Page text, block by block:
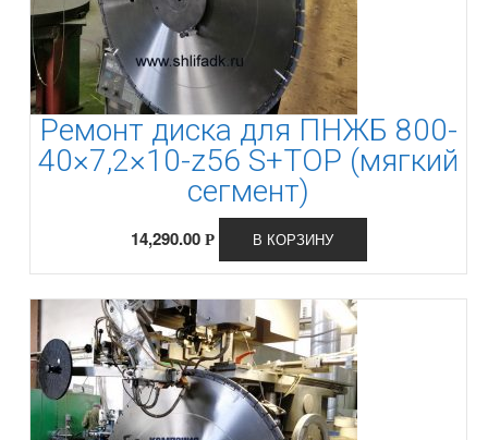
Ремонт диска для ПНЖБ 800-
40×7,2×10-z56 S+TOP (мягкий
сегмент)
14,290.00 Р В КОРЗИНУ